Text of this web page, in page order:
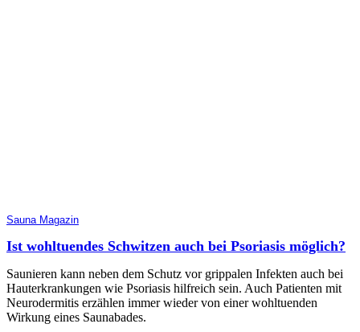
Sauna Magazin
Ist wohltuendes Schwitzen auch bei Psoriasis möglich?
Saunieren kann neben dem Schutz vor grippalen Infekten auch bei
Hauterkrankungen wie Psoriasis hilfreich sein. Auch Patienten mit
Neurodermitis erzählen immer wieder von einer wohltuenden
Wirkung eines Saunabades.